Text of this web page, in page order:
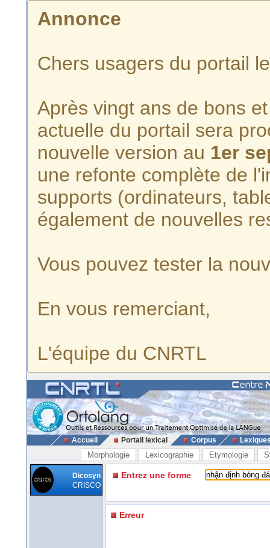
Annonce
Chers usagers du portail
Après vingt ans de bons
actuelle du portail sera
nouvelle version au 1er
une refonte complète de
supports (ordinateurs,
également de nouvelles
Vous pouvez tester la
En vous remerciant,
L'équipe du CNRTL
Accueil Portail lexical Corpus
Morphologie Lexicographie Etymologie
Dicosyn
CRISCO
Entrez une forme
Erreur